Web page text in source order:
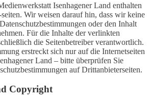
Isenhagener Land enthalten
Wir weisen darauf hin, dass wir keine
oder den Inhalt
Für die Inhalte der verlinkten
die Seitenbetreiber verantwortlich.
erstreckt sich nur auf die Internetseiten
Land – bitte überprüfen Sie
auf Drittanbieterseiten.
Copyright